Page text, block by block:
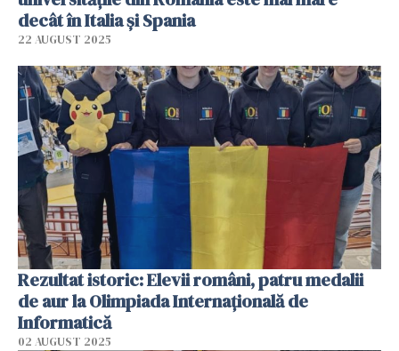
decât în Italia şi Spania
22 AUGUST 2025
Rezultat istoric: Elevii români, patru medalii
de aur la Olimpiada Internaţională de
Informatică
02 AUGUST 2025